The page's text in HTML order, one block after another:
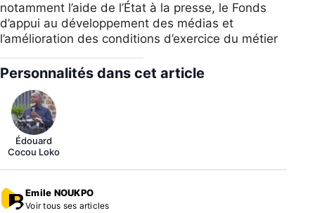
notamment l’aide de l’État à la presse, le Fonds
d’appui au développement des médias et
l’amélioration des conditions d’exercice du métier
Personnalités dans cet article
Édouard
Cocou Loko
Emile NOUKPO
Voir tous ses articles